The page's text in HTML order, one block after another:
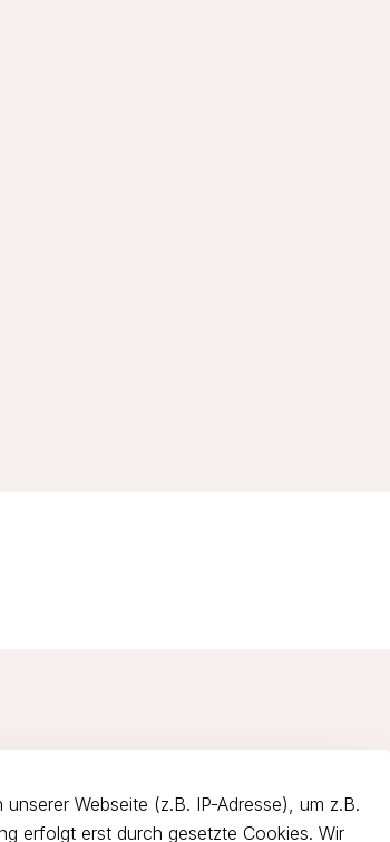
Webseite (z.B. IP-Adresse), um z.B.
erfolgt erst durch gesetzte Cookies. Wir